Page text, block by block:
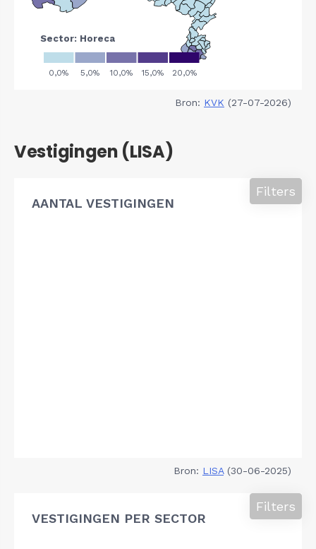
Bron: KVK (27-07-2026)
Vestigingen (LISA)
AANTAL VESTIGINGEN
Filters
Bron: LISA(30-06-2025)
VESTIGINGEN PER SECTOR
Filters